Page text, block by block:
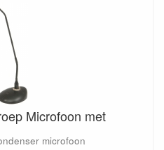
Microfoon met
microfoon